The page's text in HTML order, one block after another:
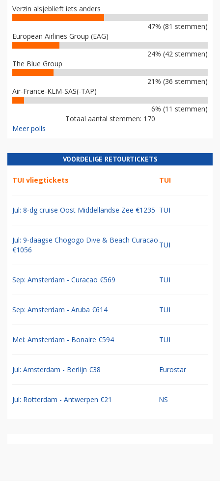
Verzin alsjeblieft iets anders
47% (81 stemmen)
European Airlines Group (EAG)
24% (42 stemmen)
The Blue Group
21% (36 stemmen)
Air-France-KLM-SAS(-TAP)
6% (11 stemmen)
Totaal aantal stemmen: 170
Meer polls
VOORDELIGE RETOURTICKETS
TUI vliegtickets TUI
Jul: 8-dg cruise Oost Middellandse Zee €1235 TUI
Jul: 9-daagse Chogogo Dive & Beach Curacao
€1056
TUI
Sep: Amsterdam - Curacao €569 TUI
Sep: Amsterdam - Aruba €614 TUI
Mei: Amsterdam - Bonaire €594 TUI
Jul: Amsterdam - Berlijn €38 Eurostar
Jul: Rotterdam - Antwerpen €21 NS